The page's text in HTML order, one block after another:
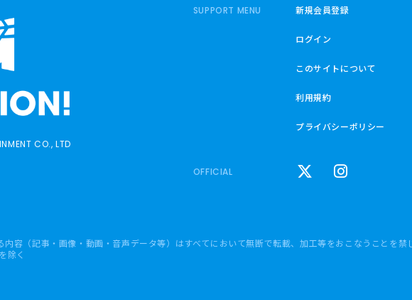
CO., LTD
SUPPORT MENU 新規会員登録
ログイン
このサイトについて
利用規約
プライバシーポリシー
OFFICIAL
容（記事・画像・動画・音声データ等）はすべてにおいて無断で転載、加工等をおこなうことを禁
除く